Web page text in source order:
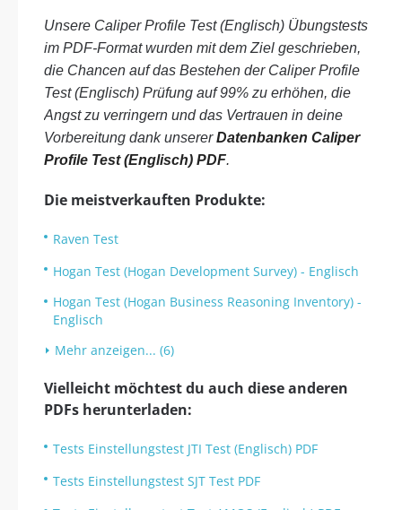
Unsere Caliper Profile Test (Englisch) Übungstests
im PDF-Format wurden mit dem Ziel geschrieben,
die Chancen auf das Bestehen der Caliper Profile
Test (Englisch) Prüfung auf 99% zu erhöhen, die
Angst zu verringern und das Vertrauen in deine
Vorbereitung dank unsererDatenbanken Caliper
Profile Test (Englisch) PDF.
Die meistverkauften Produkte:
Raven Test
Hogan Test (Hogan Development Survey) - Englisch
Hogan Test (Hogan Business Reasoning Inventory) -
Englisch
Mehr anzeigen... (6)
Vielleicht möchtest du auch diese anderen
PDFs herunterladen:
Tests Einstellungstest JTI Test (Englisch) PDF
Tests Einstellungstest SJT Test PDF